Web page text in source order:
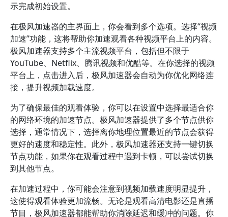
示完成初始设置。
在极风加速器的主界面上，你会看到多个选项。选择“视频
加速”功能，这将帮助你加速观看各种视频平台上的内容。
极风加速器支持多个主流视频平台，包括但不限于
YouTube、Netflix、腾讯视频和优酷等。在你选择的视频
平台上，点击进入后，极风加速器会自动为你优化网络连
接，提升视频加载速度。
为了确保最佳的观看体验，你可以在设置中选择最适合你
的网络环境的加速节点。极风加速器提供了多个节点供你
选择，通常情况下，选择离你地理位置最近的节点会获得
更好的速度和稳定性。此外，极风加速器还支持一键切换
节点功能，如果你在观看过程中遇到卡顿，可以尝试切换
到其他节点。
在加速过程中，你可能会注意到视频加载速度明显提升，
这使得观看体验更加流畅。无论是观看高清电影还是直播
节目，极风加速器都能帮助你消除延迟和缓冲的问题。你